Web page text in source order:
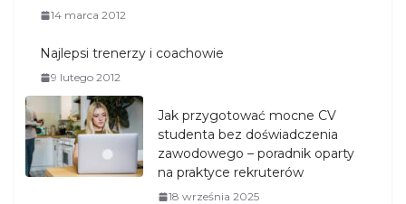
14 marca 2012
Najlepsi trenerzy i coachowie
9 lutego 2012
Jak przygotować mocne CV
studenta bez doświadczenia
zawodowego – poradnik oparty
na praktyce rekruterów
18 września 2025